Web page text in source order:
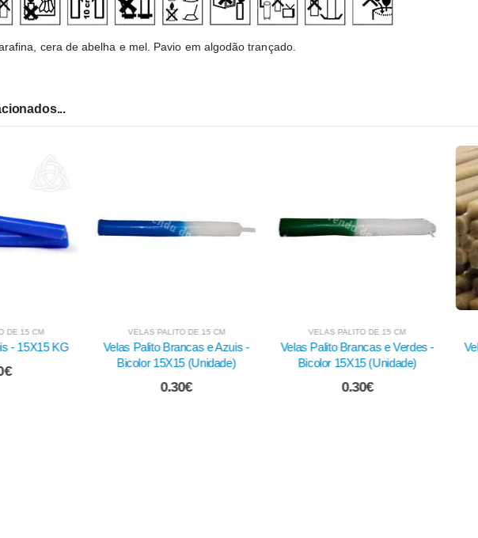
cera de abelha e mel. Pavio em algodão trançado.
DE 15 CM
e Azuis -
VELAS PALITO DE 15 CM
Velas Palito Brancas e Verdes -
Bicolor 15X15 (Unidade)
0.30
VELAS PALITO DE 15 CM
Velas Palito de Cera Litúrgica -
15X15 (Unidade)
0.30